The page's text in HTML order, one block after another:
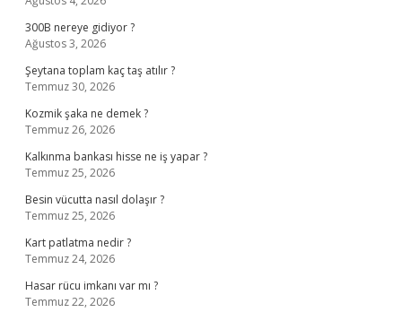
300B nereye gidiyor ?
Ağustos 3, 2026
Şeytana toplam kaç taş atılır ?
Temmuz 30, 2026
Kozmik şaka ne demek ?
Temmuz 26, 2026
Kalkınma bankası hisse ne iş yapar ?
Temmuz 25, 2026
Besin vücutta nasıl dolaşır ?
Temmuz 25, 2026
Kart patlatma nedir ?
Temmuz 24, 2026
Hasar rücu imkanı var mı ?
Temmuz 22, 2026